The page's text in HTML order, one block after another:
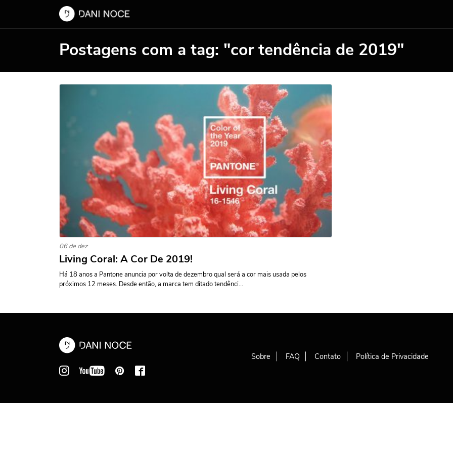
Postagens com a tag: "cor tendência de 2019"
06 de dez
Living Coral: A Cor De 2019!
Há 18 anos a Pantone anuncia por volta de dezembro qual será a cor mais usada pelos
próximos 12 meses. Desde então, a marca tem ditado tendênci...
Sobre FAQ Contato Política de Privacidade